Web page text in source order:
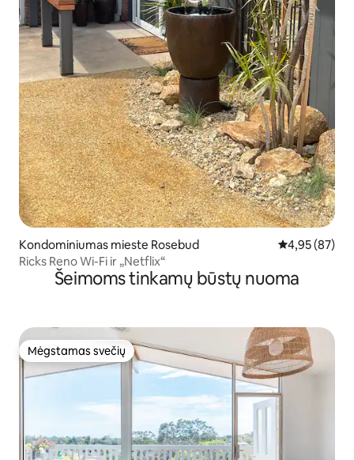
Kondominiumas mieste Rosebud Vidutinis
4,95 (87)
Ricks Reno Wi-Fi ir „Netflix“
Šeimoms tinkamų būstų nuoma
Mėgstamas svečių
Mėgstamas svečių